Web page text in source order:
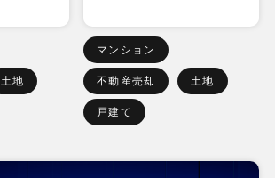
土地
マンション
不動産売却 土地
戸建て